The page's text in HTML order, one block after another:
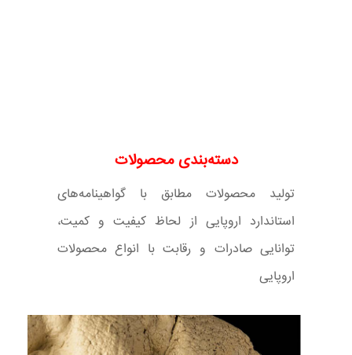
دسته‌بندی محصولات
تولید محصولات مطابق با گواهینامه‌های
استاندارد اروپایی از لحاظ کیفیت و کمیت،
توانایی صادرات و رقابت با انواع محصولات
اروپایی